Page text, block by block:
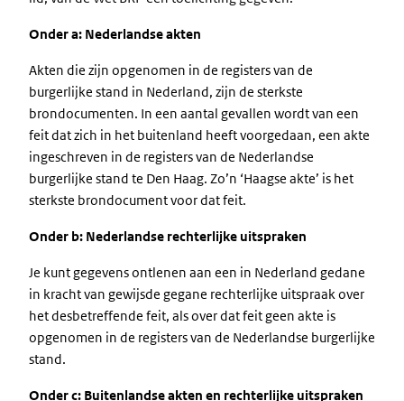
Onder a: Nederlandse akten
Akten die zijn opgenomen in de registers van de
burgerlijke stand in Nederland, zijn de sterkste
brondocumenten. In een aantal gevallen wordt van een
feit dat zich in het buitenland heeft voorgedaan, een akte
ingeschreven in de registers van de Nederlandse
burgerlijke stand te Den Haag. Zo’n ‘Haagse akte’ is het
sterkste brondocument voor dat feit.
Onder b: Nederlandse rechterlijke uitspraken
Je kunt gegevens ontlenen aan een in Nederland gedane
in kracht van gewijsde gegane rechterlijke uitspraak over
het desbetreffende feit, als over dat feit geen akte is
opgenomen in de registers van de Nederlandse burgerlijke
stand.
Onder c: Buitenlandse akten en rechterlijke uitspraken